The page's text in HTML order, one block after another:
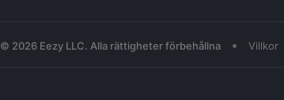
© 2026 Eezy LLC. Alla rättigheter förbehållna • Villkor